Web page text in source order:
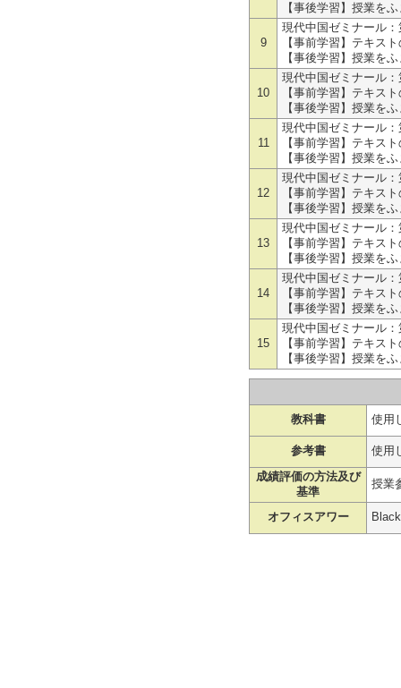
【事後学習】授業を
9
現代中国ゼミナール
【事前学習】テキス
【事後学習】授業を
10
現代中国ゼミナール
【事前学習】テキス
【事後学習】授業を
11
現代中国ゼミナール
【事前学習】テキス
【事後学習】授業を
12
現代中国ゼミナール
【事前学習】テキス
【事後学習】授業を
13
現代中国ゼミナール
【事前学習】テキス
【事後学習】授業を
14
現代中国ゼミナール
【事前学習】テキス
【事後学習】授業を
15
現代中国ゼミナール
【事前学習】テキス
【事後学習】授業を
教科書 使用
参考書 使用
成績評価の方法及び
基準
授業
オフィスアワー